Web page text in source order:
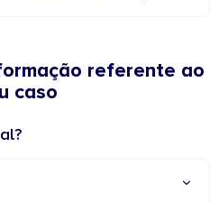
referente ao
caso